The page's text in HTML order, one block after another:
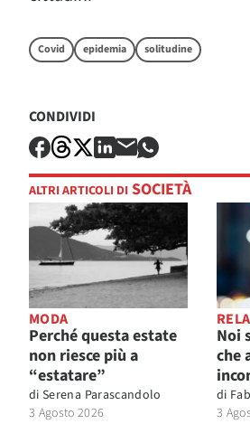
Covid epidemia solitudine
CONDIVIDI
ALTRI ARTICOLI DI SOCIETÀ
MODA
Perché questa estate
non riesce più a
“estatare”
di Serena Parascandolo
3 Agosto 2026
Noi
che
di
3